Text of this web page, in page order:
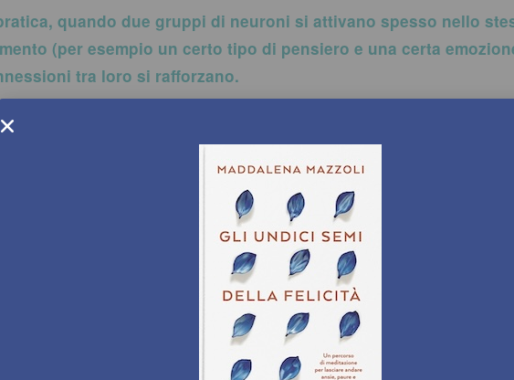
quando due gruppi di neuroni si attivano spesso nello
(per esempio un certo tipo di pensiero e una certa
tra loro si rafforzano.
significa che:
più provi una certa emozione associata a quel pensiero,
più diventa facile e automatico che quella catena si riattivi.
tracciare un sentiero in un prato: le prime volte è faticoso, poi pian